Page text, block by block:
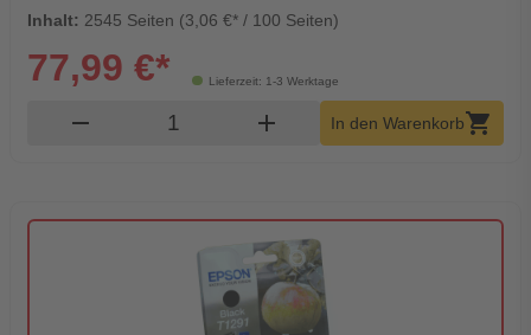
Inhalt: 2545 Seiten (3,06 €* / 100 Seiten)
Lieferzeit: 1-3 Werktage
77,99 €*
remove Produkt Warenkorb Menge
add In den Warenkorbshopping_cart